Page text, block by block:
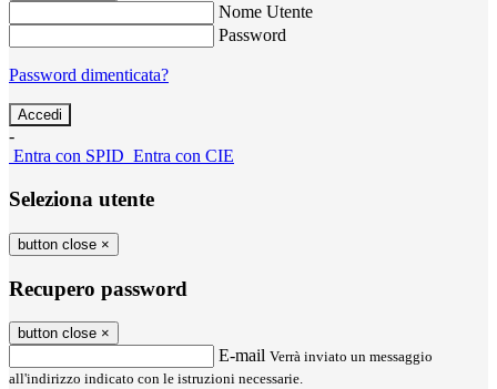
Nome Utente
Password
Password dimenticata?
-
Entra con SPID Entra con CIE
Seleziona utente
button close ×
Recupero password
button close ×
E-mail Verrà inviato un messaggio
all'indirizzo indicato con le istruzioni necessarie.